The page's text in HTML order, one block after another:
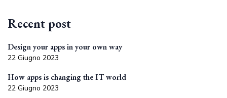
Recent post
Design your apps in your own way
22 Giugno 2023
How apps is changing the IT world
22 Giugno 2023